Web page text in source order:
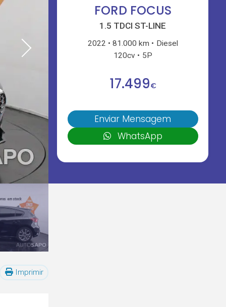
FORD FOCUS
1.5 TDCI ST-LINE
2022 81.000 km
Diesel
120cv
5P
17.499€
Enviar Mensagem
WhatsApp
Imprimir